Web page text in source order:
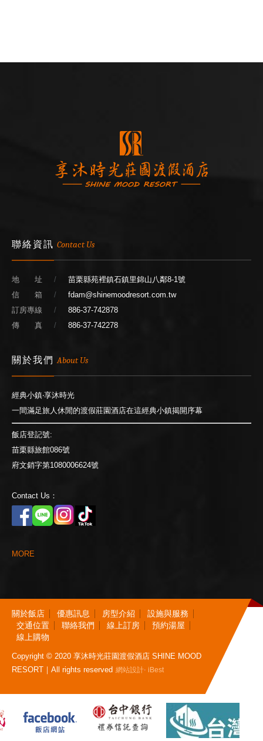
聯絡資訊 Contact Us
地 址
苗栗縣苑裡鎮石鎮里錦山八鄰8-1號
信 箱
fdam@shinemoodresort.com.tw
訂房專線
886-37-742878
傳 真
886-37-742278
關於我們 About Us
經典小鎮‧享沐時光
一間滿足旅人休閒的渡假莊園酒店在這經典小鎮揭開序幕
飯店登記號:
苗栗縣旅館086號
府文銷字第1080006624號
Contact Us：
MORE
關於飯店 優惠訊息 房型介紹 設施與服務
交通位置 聯絡我們 線 上訂房 預約湯屋
線 上購物
Copyright © 2020 享沐時光莊園渡假酒店 SHINE MOOD
RESORT｜All rights reserved 網站設計‧ iBest